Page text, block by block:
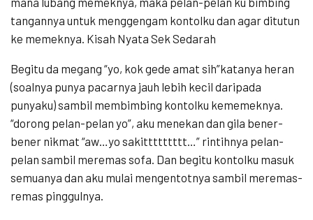
tangannya untuk menggengam kontolku dan agar ditutun
ke memeknya. Kisah Nyata Sek Sedarah
Begitu da megang “yo, kok gede amat sih”katanya heran
(soalnya punya pacarnya jauh lebih kecil daripada
punyaku) sambil membimbing kontolku kememeknya.
“dorong pelan-pelan yo”, aku menekan dan gila bener-
bener nikmat “aw…yo sakittttttttt…” rintihnya pelan-
pelan sambil meremas sofa. Dan begitu kontolku masuk
semuanya dan aku mulai mengentotnya sambil meremas-
remas pinggulnya.